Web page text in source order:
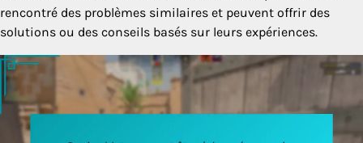
rencontré des problèmes similaires et peuvent offrir des
solutions ou des conseils basés sur leurs expériences.